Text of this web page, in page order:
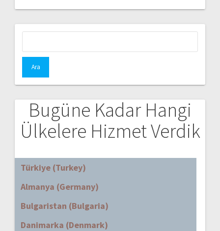
Bugüne Kadar Hangi
Ülkelere Hizmet Verdik
Türkiye (Turkey)
Almanya (Germany)
Bulgaristan (Bulgaria)
Danimarka (Denmark)